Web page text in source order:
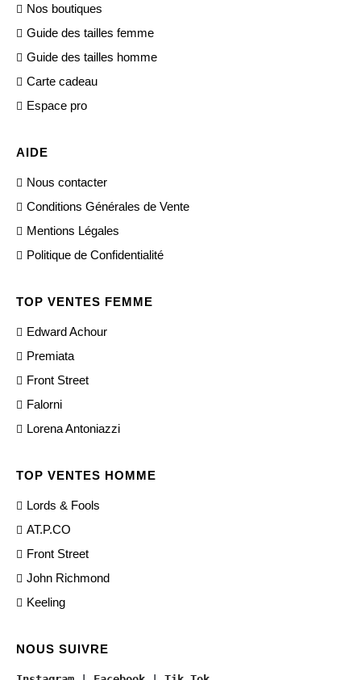
Nos boutiques
Guide des tailles femme
Guide des tailles homme
Carte cadeau
Espace pro
AIDE
Nous contacter
Conditions Générales de Vente
Mentions Légales
Politique de Confidentialité
TOP VENTES FEMME
Edward Achour
Premiata
Front Street
Falorni
Lorena Antoniazzi
TOP VENTES HOMME
Lords & Fools
AT.P.CO
Front Street
John Richmond
Keeling
NOUS SUIVRE